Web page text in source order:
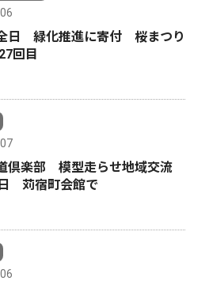
日 緑化推進に寄付 桜まつり
回目
倶楽部 模型走らせ地域交流
苅宿町会館で